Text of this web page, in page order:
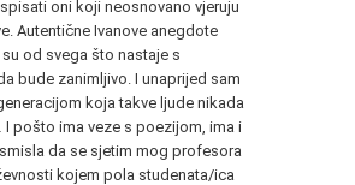
oni koji neosnovano vjeruju
Autentične Ivanove anegdote
od svega što nastaje s
bude zanimljivo. I unaprijed sam
koja takve ljude nikada
I pošto ima veze s poezijom, ima i
da se sjetim mog profesora
kojem pola studenata/ica